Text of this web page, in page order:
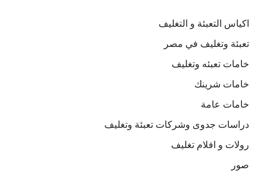
اكياس التعبئة و التغليف
تعبئة وتغليف في مصر
خامات تعبئه وتغليف
خامات شرينك
خامات عامة
دراسات جدوى وشركات تعبئة وتغليف
رولات و افلام تغليف
صور